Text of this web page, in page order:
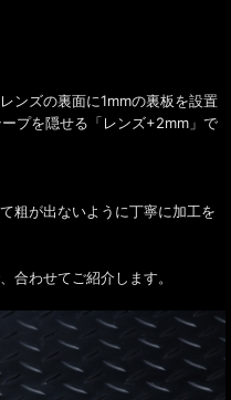
ンズの裏面に1mmの裏板を設置
プを隠せる「レンズ+2mm」で
粗が出ないように丁寧に加工を
合わせてご紹介します。